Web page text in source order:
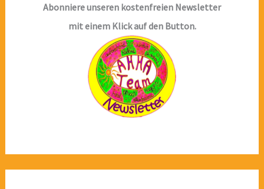
Abonniere unseren kostenfreien Newsletter
mit einem Klick auf den Button.